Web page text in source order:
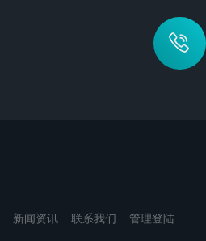
新闻资讯 联系我们 管理登陆